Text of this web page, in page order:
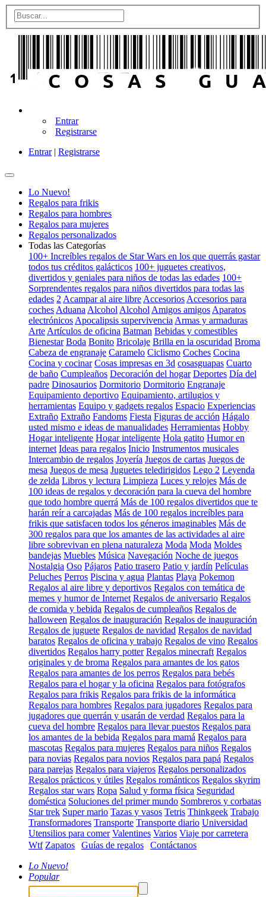
Entrar
Registrarse
Entrar| Registrarse
Lo Nuevo!
Regalos para frikis
Regalos para hombres
Regalos para mujeres
Regalos personalizados
Todas las Categorías
100+ Increíbles regalos de Star Wars en los que querrás gastar
todos tus créditos galácticos 100+ juguetes creativos,
divertidos y geniales para niños de todas las edades 100+
Sorprendentes regalos para niños divertidos para todas las
edades 2 Acampar al aire libre Accesorios Accesorios para
coches Aduana Alcohol Alcohol Amigos amigos Aparatos
electrónicos Apocalipsis supervivencia Armas y armaduras
Arte Artículos de oficina Batman Bebidas y comestibles
Bienestar Boda Bonito Bricolaje Brilla en la oscuridad Broma
Cabeza de engranaje Caramelo Ciclismo Coches Cocina
Cocina y cocinar Cosas impresas en 3d cosasguapas Cuarto
de baño Cumpleaños Decoración del hogar Deportes Día del
padre Dinosaurios Dormitorio Dormitorio Engranaje
Equipamiento deportivo Equipamiento, artilugios y
herramientas Equipo y gadgets regalos Espacio Experiencias
Extraño Extraño Fandoms Fiesta Figuras de acción Hágalo
usted mismo e ideas de manualidades Herramientas Hobby
Hogar inteligente Hogar inteligente Hola gatito Humor en
internet Ideas para regalos Inicio Instrumentos musicales
Intercambio de regalos Joyería Juegos de cartas Juegos de
mesa Juegos de mesa Juguetes teledirigidos Lego 2 Leyenda
de zelda Libros y lectura Limpieza Luces y relojes Más de
100 ideas de regalos y decoración para la cueva del hombre
que todo hombre querrá Más de 100 regalos divertidos que te
harán reír a carcajadas Más de 100 regalos increíbles para
frikis que satisfacen todos los géneros imaginables Más de
300 regalos para que los amantes de las actividades al aire
libre sobrevivan en plena naturaleza Moda Moda Moldes
bandejas Muebles Música Navegación Noche de juegos
Nostalgia Oso Pájaros Patio trasero Patio y jardín Películas
Peluches Perros Piscina y agua Plantas Playa Pokemon
Regalos al aire libre y deportivos Regalos con temática de
memes y humor de Internet Regalos de aniversario Regalos
de comida y bebida Regalos de cumpleaños Regalos de
halloween Regalos de inauguración Regalos de inauguración
Regalos de juguete Regalos de navidad Regalos de navidad
baratos Regalos de oficina y trabajo Regalos de vino Regalos
divertidos Regalos harry potter Regalos minecraft Regalos
originales y de broma Regalos para amantes de los gatos
Regalos para amantes de los perros Regalos para bebés
Regalos para el hogar y la oficina Regalos para fotógrafos
Regalos para frikis Regalos para frikis de la informática
Regalos para hombres Regalos para jugadores Regalos para
jugadores que querrán y usarán de verdad Regalos para la
cueva del hombre Regalos para llevar puestos Regalos para
los amantes de la bebida Regalos para mamá Regalos para
mascotas Regalos para mujeres Regalos para niños Regalos
para novias Regalos para novios Regalos para papá Regalos
para parejas Regalos para viajeros Regalos personalizados
Regalos prácticos y útiles Regalos románticos Regalos skyrim
Regalos star wars Ropa Salud y forma física Seguridad
doméstica Soluciones del primer mundo Sombreros y corbatas
Star trek Super mario Tazas y vasos Tetris Thinkgeek Trabajo
Transformadores Transporte Transporte diario Universidad
Utensilios para comer Valentines Varios Viaje por carretera
Wtf Zapatos Guías de regalos Contáctanos
Lo Nuevo!
Popular